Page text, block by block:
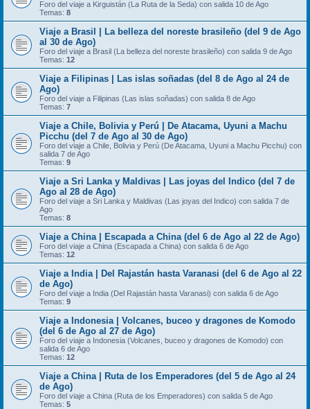
Foro del viaje a Kirguistán (La Ruta de la Seda) con salida 10 de Ago
Temas: 8
Viaje a Brasil | La belleza del noreste brasileño (del 9 de Ago
al 30 de Ago)
Foro del viaje a Brasil (La belleza del noreste brasileño) con salida 9 de Ago
Temas: 12
Viaje a Filipinas | Las islas soñadas (del 8 de Ago al 24 de
Ago)
Foro del viaje a Filipinas (Las islas soñadas) con salida 8 de Ago
Temas: 7
Viaje a Chile, Bolivia y Perú | De Atacama, Uyuni a Machu
Picchu (del 7 de Ago al 30 de Ago)
Foro del viaje a Chile, Bolivia y Perú (De Atacama, Uyuni a Machu Picchu) con
salida 7 de Ago
Temas: 9
Viaje a Sri Lanka y Maldivas | Las joyas del Indico (del 7 de
Ago al 28 de Ago)
Foro del viaje a Sri Lanka y Maldivas (Las joyas del Indico) con salida 7 de
Ago
Temas: 8
Viaje a China | Escapada a China (del 6 de Ago al 22 de Ago)
Foro del viaje a China (Escapada a China) con salida 6 de Ago
Temas: 12
Viaje a India | Del Rajastán hasta Varanasi (del 6 de Ago al 22
de Ago)
Foro del viaje a India (Del Rajastán hasta Varanasi) con salida 6 de Ago
Temas: 9
Viaje a Indonesia | Volcanes, buceo y dragones de Komodo
(del 6 de Ago al 27 de Ago)
Foro del viaje a Indonesia (Volcanes, buceo y dragones de Komodo) con
salida 6 de Ago
Temas: 12
Viaje a China | Ruta de los Emperadores (del 5 de Ago al 24
de Ago)
Foro del viaje a China (Ruta de los Emperadores) con salida 5 de Ago
Temas: 5